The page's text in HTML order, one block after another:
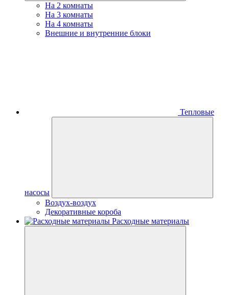
На 2 комнаты
На 3 комнаты
На 4 комнаты
Внешние и внутренние блоки
Тепловые
насосы
Воздух-воздух
Декоративные короба
Расходные материалы